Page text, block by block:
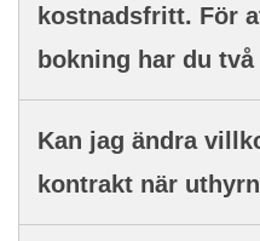
kostnadsfritt. För
bokning har du
Kan jag ändra
kontrakt när